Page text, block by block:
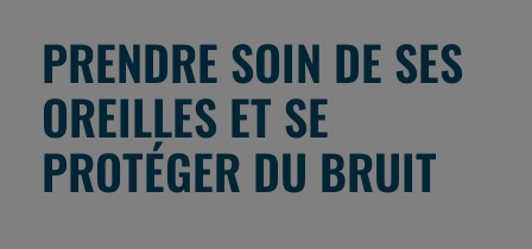
PRENDRE SOIN DE SES
OREILLES ET SE
PROTÉGER DU BRUIT